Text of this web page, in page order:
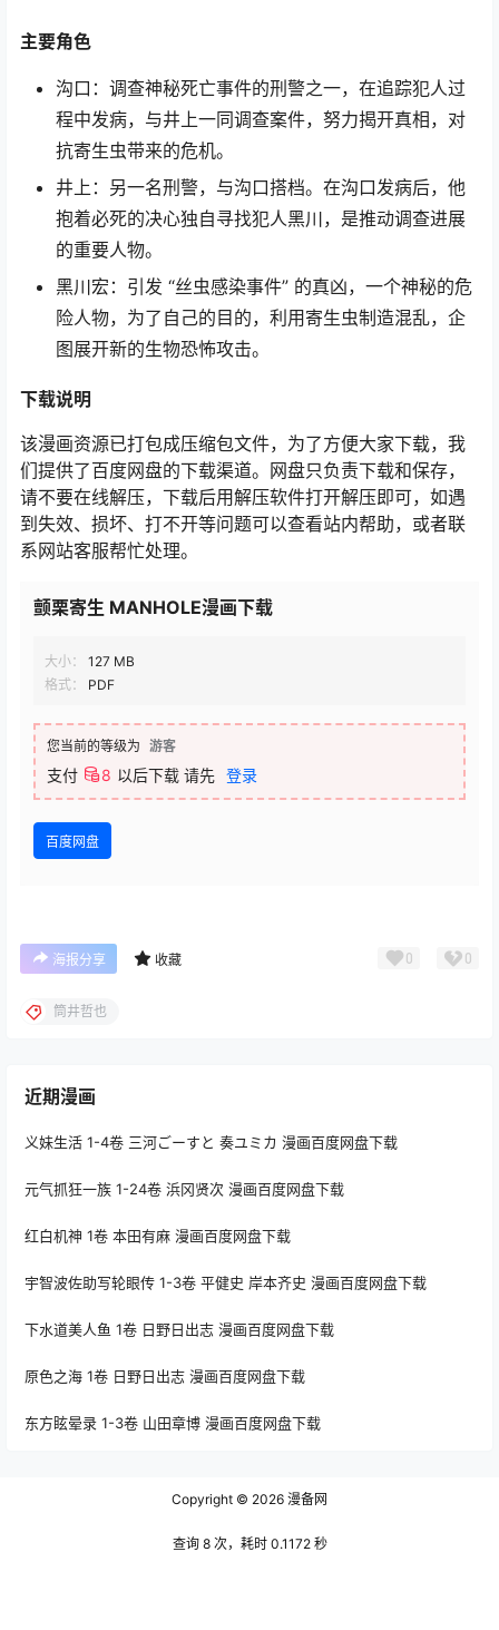
主要角色
沟口：调查神秘死亡事件的刑警之一，在追踪犯人过
程中发病，与井上一同调查案件，努力揭开真相，对
抗寄生虫带来的危机。
井上：另一名刑警，与沟口搭档。在沟口发病后，他
抱着必死的决心独自寻找犯人黑川，是推动调查进展
的重要人物。
黑川宏：引发 “丝虫感染事件” 的真凶，一个神秘的危
险人物，为了自己的目的，利用寄生虫制造混乱，企
图展开新的生物恐怖攻击。
下载说明
该漫画资源已打包成压缩包文件，为了方便大家下载，我
们提供了百度网盘的下载渠道。网盘只负责下载和保存，
请不要在线解压，下载后用解压软件打开解压即可，如遇
到失效、损坏、打不开等问题可以查看站内帮助，或者联
系网站客服帮忙处理。
颤栗寄生 MANHOLE漫画下载
大小：
127 MB
格式：
PDF
您当前的等级为 游客
支付 8 以后下载 请先 登录
百度网盘
海报分享 收藏 0 0
筒井哲也
近期漫画
义妹生活 1-4卷 三河ごーすと 奏ユミカ 漫画百度网盘下载
元气抓狂一族 1-24卷 浜冈贤次 漫画百度网盘下载
红白机神 1卷 本田有麻 漫画百度网盘下载
宇智波佐助写轮眼传 1-3卷 平健史 岸本齐史 漫画百度网盘下载
下水道美人鱼 1卷 日野日出志 漫画百度网盘下载
原色之海 1卷 日野日出志 漫画百度网盘下载
东方眩晕录 1-3卷 山田章博 漫画百度网盘下载
Copyright © 2026 漫备网
查询 8 次，耗时 0.1172 秒